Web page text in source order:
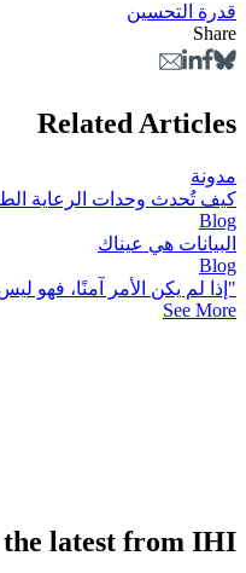
قدرة التحسين
Share
Related Articles
مدونة
كيف تُحدث وحدات الرعاية
Blog
البيانات هي عيناك
Blog
"إذا لم يكن الأمر آمنًا، فهو
See More
latest from IHI.